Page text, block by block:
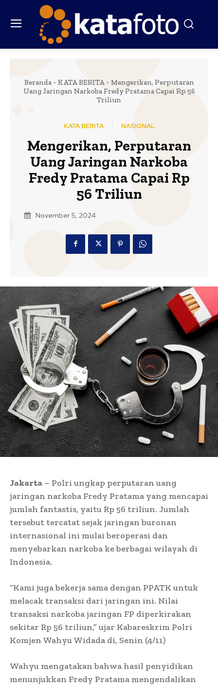
Beranda KATA BERITA
Mengerikan, Perputaran
Uang Jaringan Narkoba Fredy Pratama Capai Rp 56
Triliun
KATA BERITA NASIONAL
Mengerikan, Perputaran
Uang Jaringan Narkoba
Fredy Pratama Capai Rp
56 Triliun
November 5, 2024
Jakarta – Polri ungkap perputaran uang
jaringan narkoba Fredy Pratama yang mencapai
jumlah fantastis, yaitu Rp 56 triliun. Jumlah
tersebut tercatat sejak jaringan buronan
internasional ini mulai beroperasi dan
menyebarkan narkoba ke berbagai wilayah di
Indonesia.
“Kami juga bekerja sama dengan PPATK untuk
melacak transaksi dari jaringan ini. Nilai
transaksi narkoba jaringan FP diperkirakan
sekitar Rp 56 triliun,” ujar Kabareskrim Polri
Komjen Wahyu Widada di, Senin (4/11)
Wahyu mengatakan bahwa hasil penyidikan
menunjukkan Fredy Pratama mengendalikan